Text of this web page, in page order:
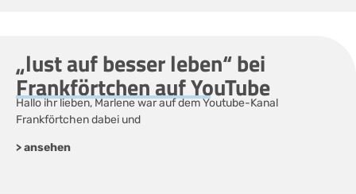
„lust auf besser leben“ bei
Frankförtchen auf YouTube
Hallo ihr lieben, Marlene war auf dem Youtube-Kanal
Frankförtchen dabei und
> ansehen